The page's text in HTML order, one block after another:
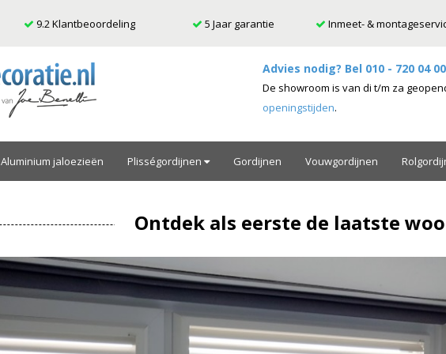
9.2 Klantbeoordeling 5 Jaar garantie Inmeet- &
Advies nodig? Bel 010 - 720 04 00
De showroom is van di t/m za
openingstijden.
Aluminium jaloezieën Plisségordijnen Gordijnen Vouwgordijnen
Ontdek als eerste de laatste